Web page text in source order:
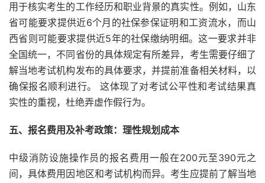
用于核实考生的工作经历和职业背景的真实性。例如，山东
省可能要求提供近6个月的社保参保证明和工资流水，而山
西省则可能要求提供近5年的社保缴纳明细。这一要求并非
全国统一，不同省份的具体规定有所差异，考生需要仔细了
解当地考试机构发布的具体要求，并提前准备相关材料，以
确保报名顺利进行。 这体现了对考试公平性和考试结果真
实性的重视，杜绝弄虚作假行为。
五、报名费用及补考政策：理性规划成本
中级消防设施操作员的报名费用一般在200元至390元之
间，具体费用因地区和考试机构而异。考生应提前了解当地